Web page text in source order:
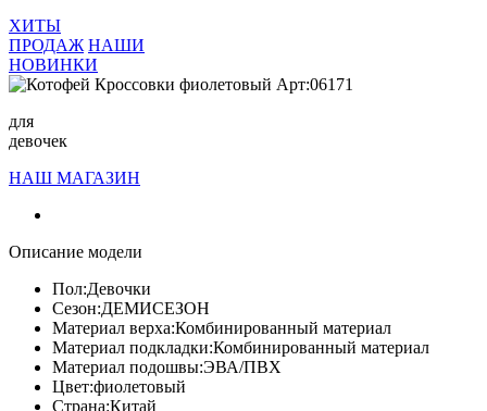
ХИТЫ
ПРОДАЖ НАШИ
НОВИНКИ
для
девочек
НАШ МАГАЗИН
Описание модели
Пол:Девочки
Сезон:ДЕМИСЕЗОН
Материал верха:Комбинированный материал
Материал подкладки:Комбинированный материал
Материал подошвы:ЭВА/ПВХ
Цвет:фиолетовый
Страна:Китай